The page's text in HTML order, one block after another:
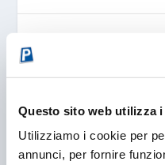
Questo sito web utilizza
Utilizziamo i cookie per
annunci, per fornire
VALUTARE: